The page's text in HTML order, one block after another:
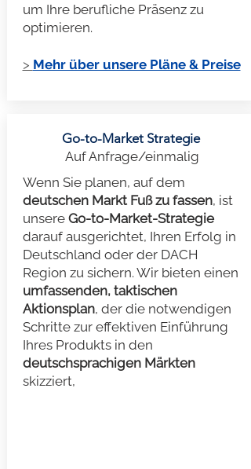
um Ihre berufliche Präsenz zu
optimieren.
> Mehr über unsere Pläne & Preise
Go-to-Market Strategie
Auf Anfrage/einmalig
Wenn Sie planen, auf dem
deutschen Markt Fuß zu fassen, ist
unsere Go-to-Market-Strategie
darauf ausgerichtet, Ihren Erfolg in
Deutschland oder der DACH
Region zu sichern. Wir bieten einen
umfassenden, taktischen
Aktionsplan, der die notwendigen
Schritte zur effektiven Einführung
Ihres Produkts in den
deutschsprachigen Märkten
skizziert,